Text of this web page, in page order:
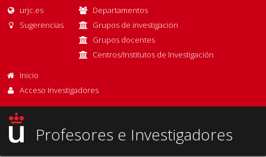
urjc.es
Sugerencias
Departamentos
Grupos de investigación
Grupos docentes
Centros/Institutos de Investigación
Inicio
Acceso Investigadores
Profesores e Investigadores